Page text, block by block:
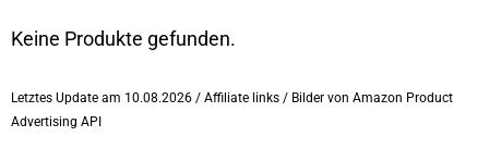
Keine Produkte gefunden.
Letztes Update am 10.08.2026 / Affiliate links / Bilder von Amazon Product
Advertising API